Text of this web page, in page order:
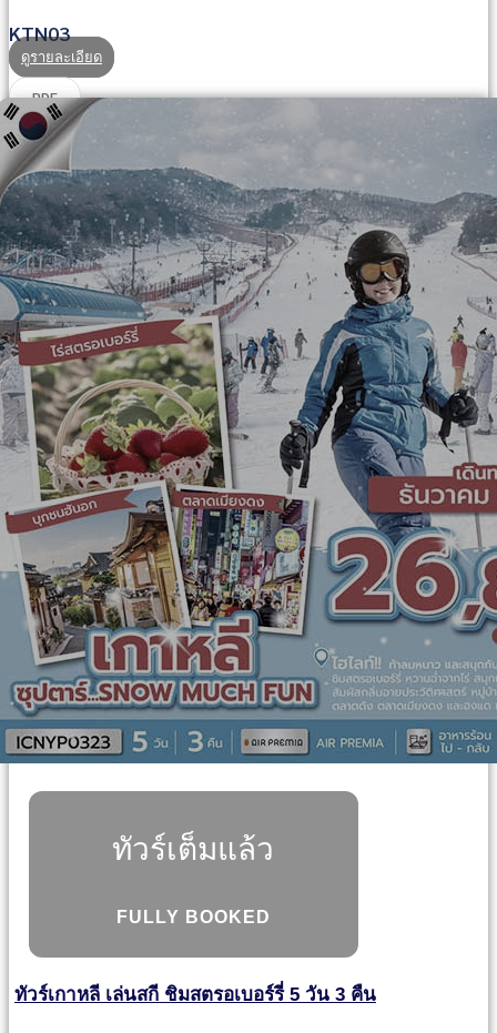
KTN03
ดูรายละเอียด
PDF
ทัวร์เต็มแล้ว
FULLY BOOKED
ทัวร์เกาหลี เล่นสกี ชิมสตรอเบอร์รี่ 5 วัน 3 คืน